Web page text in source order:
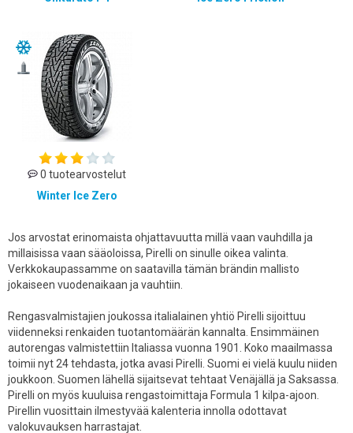
0 tuotearvostelut
Winter Ice Zero
Jos arvostat erinomaista ohjattavuutta millä vaan vauhdilla ja
millaisissa vaan sääoloissa, Pirelli on sinulle oikea valinta.
Verkkokaupassamme on saatavilla tämän brändin mallisto
jokaiseen vuodenaikaan ja vauhtiin.
Rengasvalmistajien joukossa italialainen yhtiö Pirelli sijoittuu
viidenneksi renkaiden tuotantomäärän kannalta. Ensimmäinen
autorengas valmistettiin Italiassa vuonna 1901. Koko maailmassa
toimii nyt 24 tehdasta, jotka avasi Pirelli. Suomi ei vielä kuulu niiden
joukkoon. Suomen lähellä sijaitsevat tehtaat Venäjällä ja Saksassa.
Pirelli on myös kuuluisa rengastoimittaja Formula 1 kilpa-ajoon.
Pirellin vuosittain ilmestyvää kalenteria innolla odottavat
valokuvauksen harrastajat.